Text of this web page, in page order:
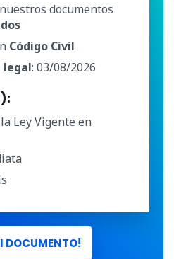
documentos
Código Civil
legal: 03/08/2026
Ley Vigente en
DOCUMENTO!